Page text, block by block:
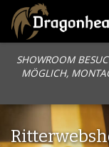
SHOWROOM
MÖGLICH,